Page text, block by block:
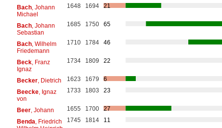
Bach, Johann
Michael
1648 1694 21
Bach, Johann
Sebastian
1685 1750 65
Bach, Wilhelm
Friedemann
1710 1784 46
Beck, Franz
Ignaz
1734 1809 22
Becker, Dietrich 1623 1679
6
Beecke, Ignaz
von
1733 1803 23
Beer, Johann 1655 1700
27
Benda , Friedrich
1745 1814 11